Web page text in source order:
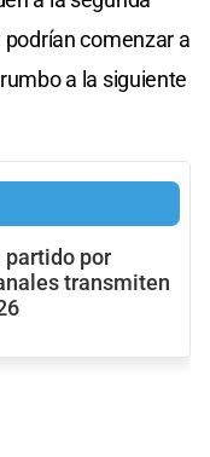
comenzar a
a la siguiente
partido por
transmiten